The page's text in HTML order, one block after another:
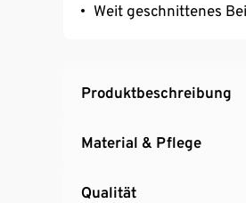
Weit geschnittenes
Produktbeschreibung
Material & Pflege
Qualität